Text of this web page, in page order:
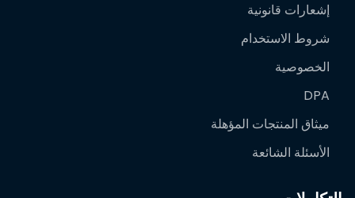
إشعارات قانونية
شروط الاستخدام
الخصوصية
DPA
ميثاق المنتجات المؤهلة
الأسئلة الشائعة